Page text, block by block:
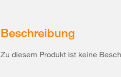
Beschreibung
Zu diesem Produkt ist keine